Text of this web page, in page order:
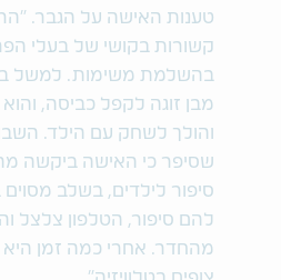
טענות האישה על הגבר.
קשורות בקושי של בעלי
בהשלמת משימות. למשל
מבן זוגה לקפל כביסה,
והולך לשחק עם הילד.
שסיפר כי האישה ביקשה
סיפור לילדים, בשלב
להם סיפור, הטלפון צלצל
מהחדר. אחרי כמה זמן